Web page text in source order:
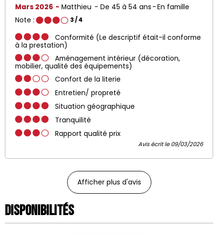
Mars 2026 Matthieu De 45 à 54 ans
En famille
Note :
3/ 4
Conformité (Le descriptif était-il conforme
à la prestation)
Aménagement intérieur (décoration,
mobilier, qualité des équipements)
Confort de la literie
Entretien/ propreté
Situation géographique
Tranquilité
Rapport qualité prix
Avis écrit le 09/03/2026
Afficher plus d'avis
Disponibilités